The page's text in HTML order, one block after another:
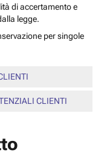
di accertamento e
legge.
per singole
CLIENTI